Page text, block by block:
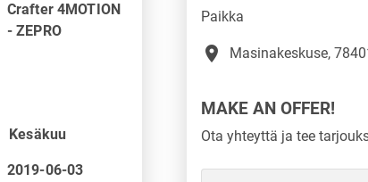
Crafter 4MOTION
- ZEPRO
Kesäkuu
2019-06-03
Paikka
place Masinakeskuse,
MAKE AN OFFER!
Ota yhteyttä ja tee